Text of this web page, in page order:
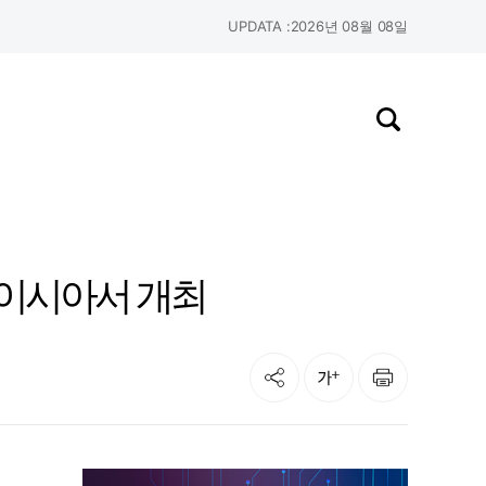
UPDATA :2026년 08월 08일
검색창 열기
시아서 개최
공유 글자크기 인쇄